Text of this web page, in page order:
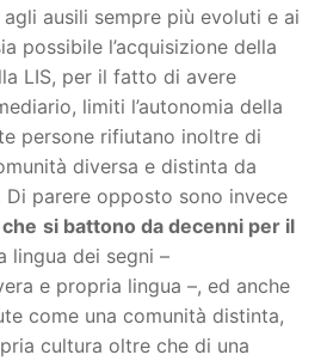
ausili sempre più evoluti e ai
possibile l’acquisizione della
LIS, per il fatto di avere
limiti l’autonomia della
persone rifiutano inoltre di
diversa e distinta da
parere opposto sono invece
si battono da decenni per il
lingua dei segni –
e propria lingua –, ed anche
come una comunità distinta,
cultura oltre che di una